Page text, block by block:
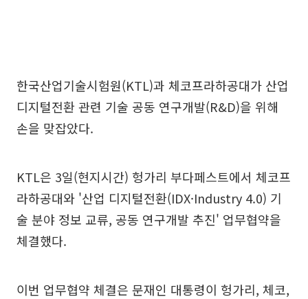
한국산업기술시험원(KTL)과 체코프라하공대가 산업
디지털전환 관련 기술 공동 연구개발(R&D)을 위해
손을 맞잡았다.
KTL은 3일(현지시간) 헝가리 부다페스트에서 체코프
라하공대와 '산업 디지털전환(IDX·Industry 4.0) 기
술 분야 정보 교류, 공동 연구개발 추진' 업무협약을
체결했다.
이번 업무협약 체결은 문재인 대통령이 헝가리, 체코,